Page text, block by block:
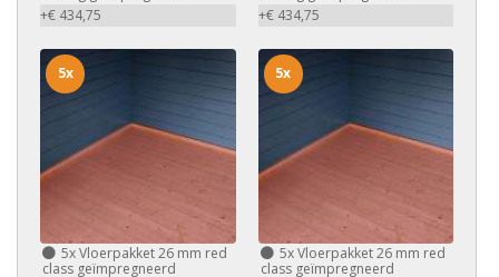
+€ 434,75
+€ 434,75
5xVloerpakket 26 mm red
class geïmpregneerd
5x
5xVloerpakket 26 mm red
class geïmpregneerd
5x